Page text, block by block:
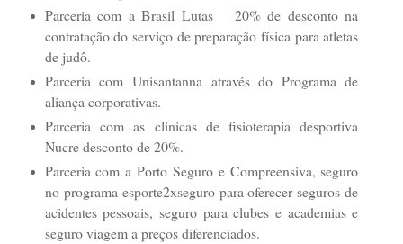
Parceria com a Brasil Lutas 20% de desconto na
contratação do serviço de preparação física para atletas
de judô.
Parceria com Unisantanna através do Programa de
aliança corporativas.
Parceria com as clinicas de fisioterapia desportiva
Nucre desconto de 20%.
Parceria com a Porto Seguro e Compreensiva, seguro
no programa esporte2xseguro para oferecer seguros de
acidentes pessoais, seguro para clubes e academias e
seguro viagem a preços diferenciados.